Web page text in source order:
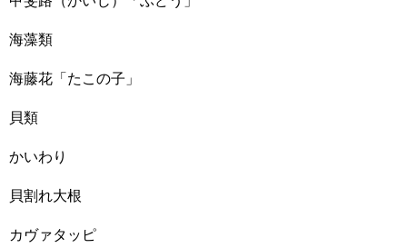
海藻類
海藤花「たこの子」
貝類
かいわり
貝割れ大根
カヴァタッピ